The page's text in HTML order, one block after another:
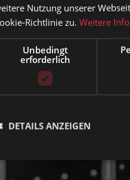
Privatkunden
Preise ohne MwSt.
Bitte wählen Sie
Privatkunde
Nutzung unserer
Richtlinie zu. Weitere
Unbedingt
erforderlich
DETAILS ANZEIGEN